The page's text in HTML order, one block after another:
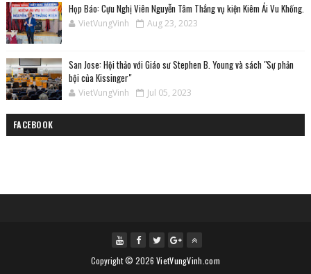
Họp Báo: Cựu Nghị Viên Nguyễn Tâm Thắng vụ kiện Kiêm Ái Vu Khống.
VietVungVinh Aug 23, 2023
San Jose: Hội thảo với Giáo sư Stephen B. Young và sách "Sự phản
bội của Kissinger"
VietVungVinh Jul 05, 2023
FACEBOOK
Copyright ©2026VietVungVinh.com